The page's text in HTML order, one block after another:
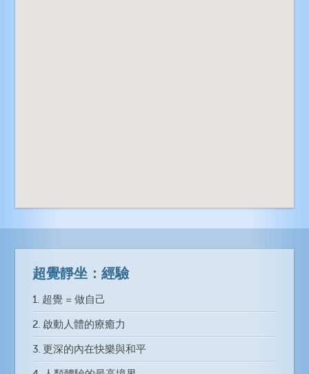
超覺靜坐：經驗
1. 超覺 = 做自己
2. 啟動人體的療癒力
3. 更深的內在快樂與和平